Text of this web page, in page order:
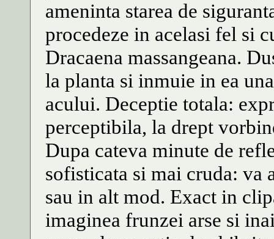
ameninta starea de
procedeze in acelasi fel si
Dracaena massangeana.
la planta si inmuie in ea
acului. Deceptie totala:
perceptibila, la drept
Dupa cateva minute de
sofisticata si mai cruda: va
sau in alt mod. Exact in
imaginea frunzei arse si